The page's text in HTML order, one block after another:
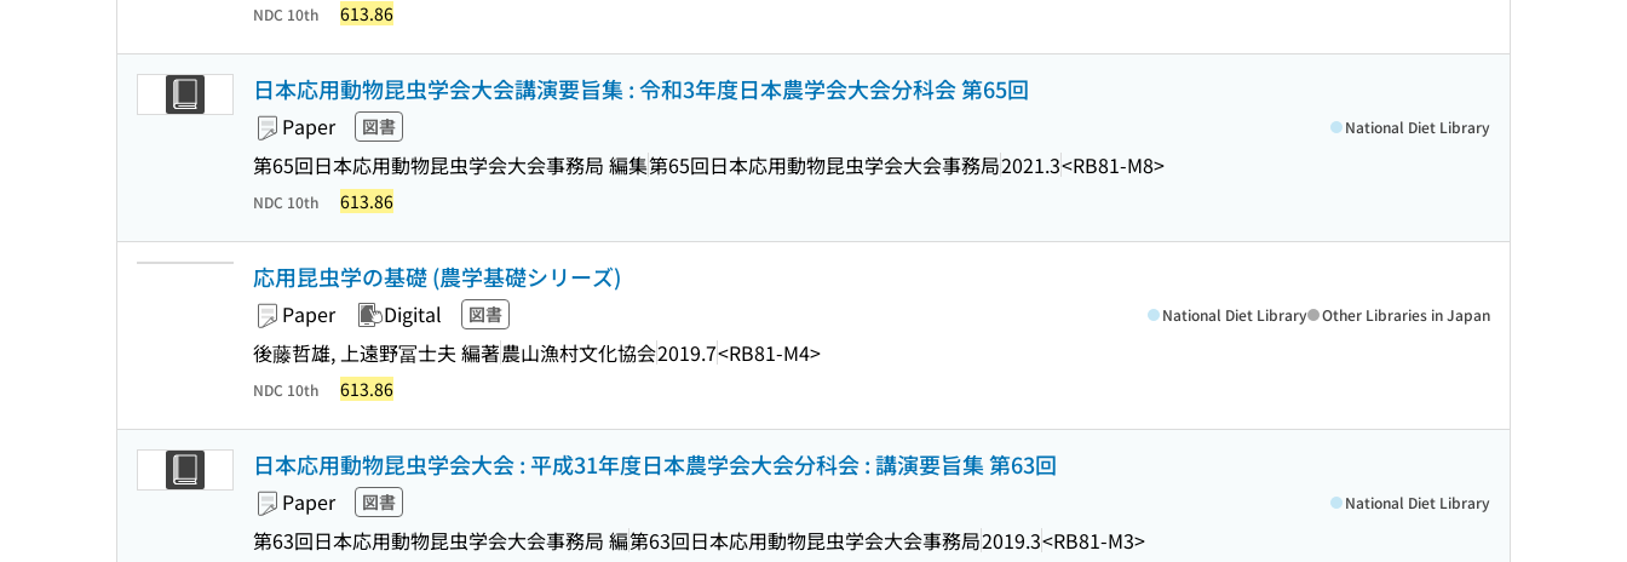
NDC 10th 613.86
日本応用動物昆虫学会大会講演要旨集 : 令和3年度日本農学会大会分科会 第65回
Paper 図書
第65回日本応用動物昆虫学会大会事務局 編集第65回日本応用動物昆虫学会大会事務局2021.3<RB81-M8>
National Diet Library
NDC 10th 613.86
応用昆虫学の基礎 (農学基礎シリーズ)
Paper Digital 図書
後藤哲雄, 上遠野冨士夫 編著農山漁村文化協会2019.7<RB81-M4>
National Diet Library Other Libraries in Japan
NDC 10th 613.86
日本応用動物昆虫学会大会 : 平成31年度日本農学会大会分科会 : 講演要旨集 第63回
Paper 図書
第63回日本応用動物昆虫学会大会事務局 編第63回日本応用動物昆虫学会大会事務局2019.3<RB81-M3>
National Diet Library